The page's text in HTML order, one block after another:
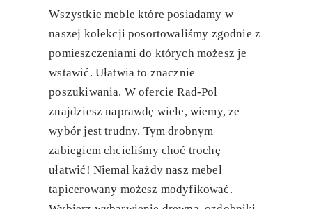
Wszystkie meble które posiadamy w
naszej kolekcji posortowaliśmy zgodnie z
pomieszczeniami do których możesz je
wstawić. Ułatwia to znacznie
poszukiwania. W ofercie Rad-Pol
znajdziesz naprawdę wiele, wiemy, ze
wybór jest trudny. Tym drobnym
zabiegiem chcieliśmy choć trochę
ułatwić! Niemal każdy nasz mebel
tapicerowany możesz modyfikować.